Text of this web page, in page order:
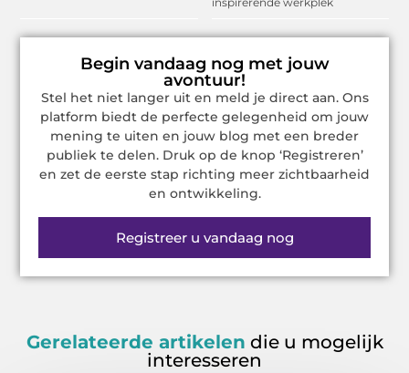
Begin vandaag nog met jouw
avontuur!
Stel het niet langer uit en meld je direct aan. Ons
platform biedt de perfecte gelegenheid om jouw
mening te uiten en jouw blog met een breder
publiek te delen. Druk op de knop ‘Registreren’
en zet de eerste stap richting meer zichtbaarheid
en ontwikkeling.
Registreer u vandaag nog
Gerelateerde artikelen die u mogelijk
interesseren